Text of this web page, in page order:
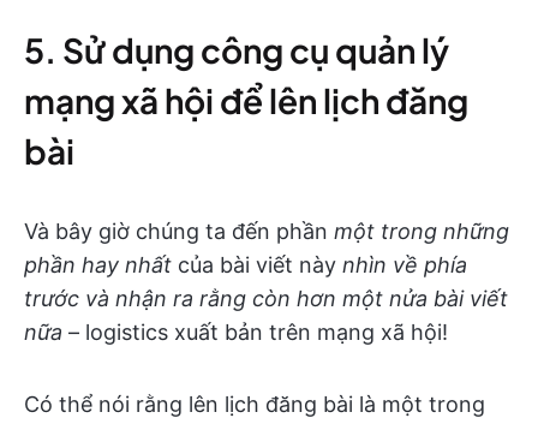
5. Sử dụng công cụ quản lý
mạng xã hội để lên lịch đăng
bài
Và bây giờ chúng ta đến phần một trong những
phần hay nhất của bài viết này nhìn về phía
trước và nhận ra rằng còn hơn một nửa bài viết
nữa – logistics xuất bản trên mạng xã hội!
Có thể nói rằng lên lịch đăng bài là một trong